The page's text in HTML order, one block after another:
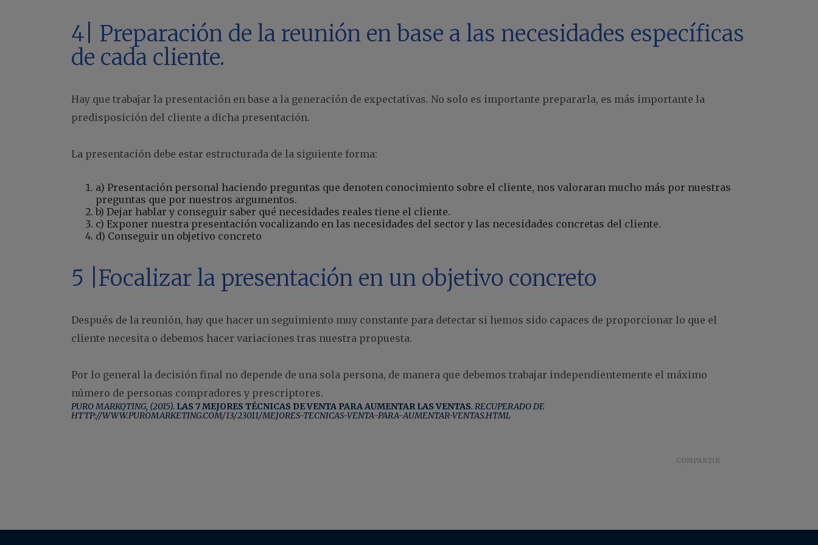
4| Preparación de la reunión en base a las necesidades específicas
de cada cliente.
Hay que trabajar la presentación en base a la generación de expectativas. No solo es importante prepararla, es más importante la
predisposición del cliente a dicha presentación.
La presentación debe estar estructurada de la siguiente forma:
a) Presentación personal haciendo preguntas que denoten conocimiento sobre el cliente, nos valoraran mucho más por nuestras
preguntas que por nuestros argumentos.
b) Dejar hablar y conseguir saber qué necesidades reales tiene el cliente.
c) Exponer nuestra presentación vocalizando en las necesidades del sector y las necesidades concretas del cliente.
d) Conseguir un objetivo concreto
5 |Focalizar la presentación en un objetivo concreto
Después de la reunión, hay que hacer un seguimiento muy constante para detectar si hemos sido capaces de proporcionar lo que el
cliente necesita o debemos hacer variaciones tras nuestra propuesta.
Por lo general la decisión final no depende de una sola persona, de manera que debemos trabajar independientemente el máximo
número de personas compradores y prescriptores.
PURO MARKQTING, (2015). LAS 7 MEJORES TÉCNICAS DE VENTA PARA AUMENTAR LAS VENTAS. RECUPERADO DE
HTTP://WWW.PUROMARKETING.COM/13/23011/MEJORES-TECNICAS-VENTA-PARA-AUMENTAR-VENTAS.HTML
COMPARTIR